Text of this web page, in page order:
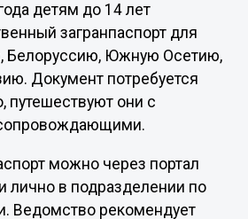
детям до 14 лет
загранпаспорт для
Белоруссию, Южную Осетию,
Документ потребуется
путешествуют они с
можно через портал
лично в подразделении по
Ведомство рекомендует